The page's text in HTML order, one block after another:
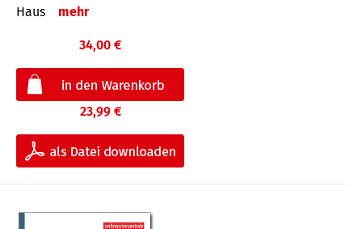
Haus
mehr
34,00 €
23,99 €